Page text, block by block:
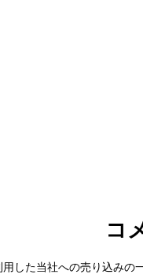
コ
した当社への売り込みの